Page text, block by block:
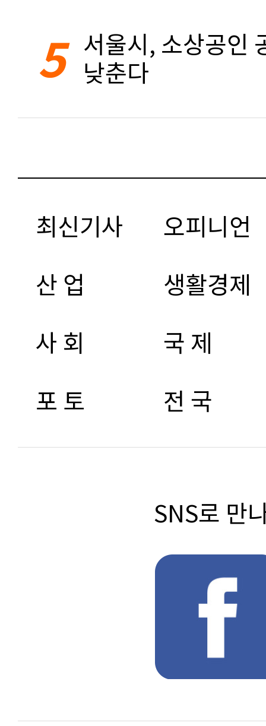
5 서울시, 소상공인
낮춘다
최신기사
오피니언
산 업
생활경제
사 회
국 제
포 토
전 국
SNS로 만